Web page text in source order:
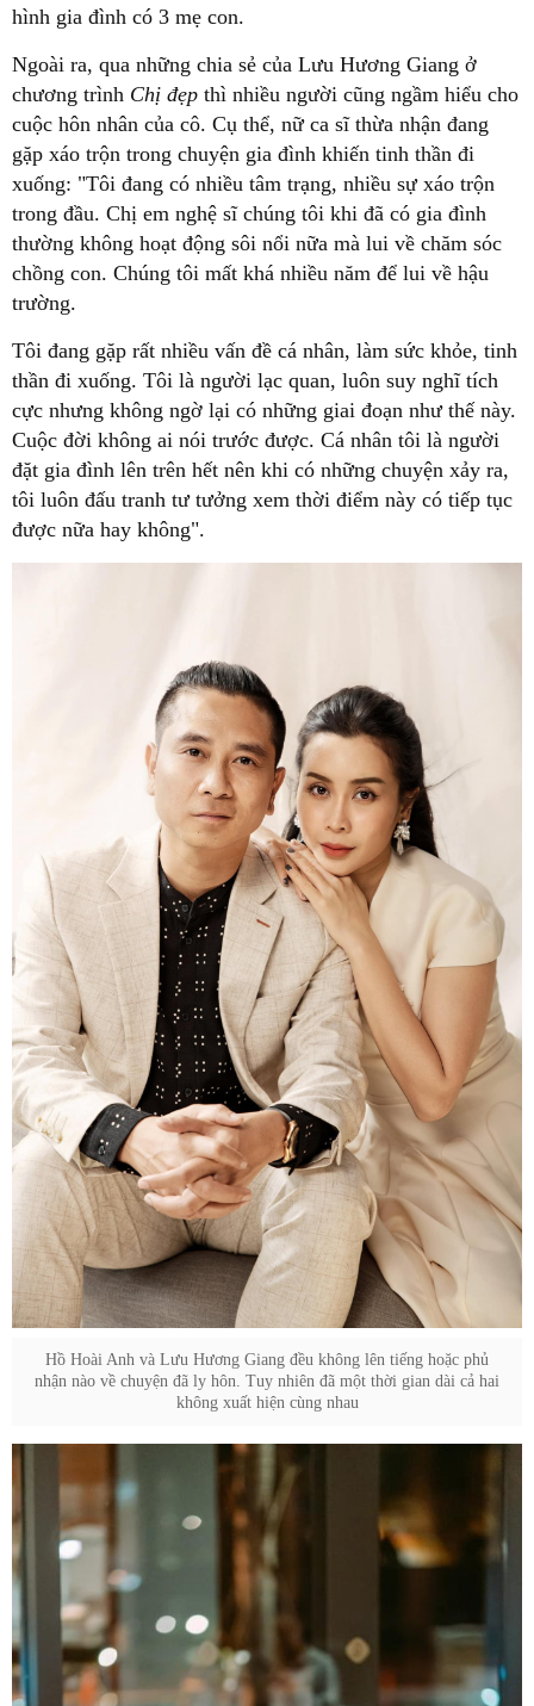
hình gia đình có 3 mẹ con.
Ngoài ra, qua những chia sẻ của Lưu Hương Giang ở
chương trình Chị đẹp thì nhiều người cũng ngầm hiểu cho
cuộc hôn nhân của cô. Cụ thể, nữ ca sĩ thừa nhận đang
gặp xáo trộn trong chuyện gia đình khiến tinh thần đi
xuống: "Tôi đang có nhiều tâm trạng, nhiều sự xáo trộn
trong đầu. Chị em nghệ sĩ chúng tôi khi đã có gia đình
thường không hoạt động sôi nổi nữa mà lui về chăm sóc
chồng con. Chúng tôi mất khá nhiều năm để lui về hậu
trường.
Tôi đang gặp rất nhiều vấn đề cá nhân, làm sức khỏe, tinh
thần đi xuống. Tôi là người lạc quan, luôn suy nghĩ tích
cực nhưng không ngờ lại có những giai đoạn như thế này.
Cuộc đời không ai nói trước được. Cá nhân tôi là người
đặt gia đình lên trên hết nên khi có những chuyện xảy ra,
tôi luôn đấu tranh tư tưởng xem thời điểm này có tiếp tục
được nữa hay không".
Hồ Hoài Anh và Lưu Hương Giang đều không lên tiếng hoặc phủ
nhận nào về chuyện đã ly hôn. Tuy nhiên đã một thời gian dài cả hai
không xuất hiện cùng nhau